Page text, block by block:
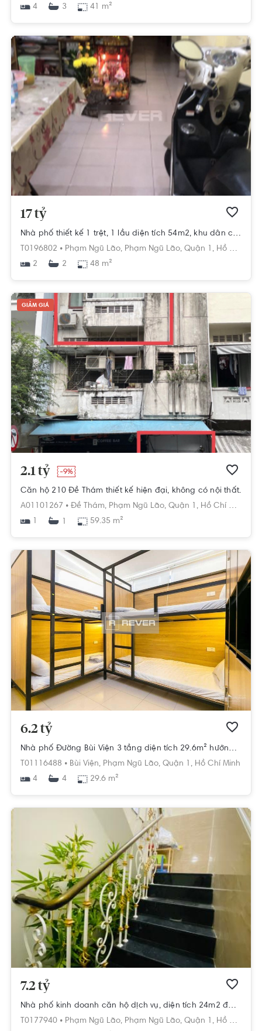
4 3 41 m²
17 tỷ
Nhà phố thiết kế 1 trệt, 1 lầu diện tích 54m2, khu dân cư hiện hữu.
T0196802 • Phạm Ngũ Lão, Phạm Ngũ Lão, Quận 1, Hồ Chí Minh
2
2 48 m²
GIẢM GIÁ
2.1 tỷ -9%
Căn hộ 210 Đề Thám thiết kế hiện đại, không có nội thất.
A01101267 • Đề Thám, Phạm Ngũ Lão, Quận 1, Hồ Chí Minh
1
59.35 m²
6.2 tỷ
Nhà phố Đường Bùi Viện 3 tầng diện tích 29.6m² hướng đông nam pháp lý sổ hồng.
T01116488 • Bùi Viện, Phạm Ngũ Lão, Quận 1, Hồ Chí Minh
4
4 29.6 m²
7.2 tỷ
Nhà phố kinh doanh căn hộ dịch vụ, diện tích 24m2 đầy đủ nội thất.
T0177940 • Phạm Ngũ Lão, Phạm Ngũ Lão, Quận 1, Hồ Chí Minh